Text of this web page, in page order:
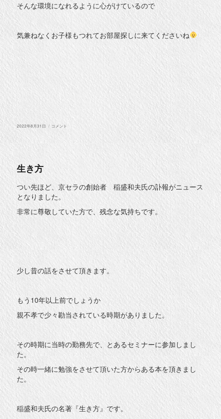
そんな環境になれるように心がけているので
気兼ねなくお子様もつれてお部屋探しに来てくださいね
投
稿
2022年8月31日
8コメント
生き方
つい先ほど、京セラの創始者 稲盛和夫氏の訃報がニュース
となりました。
非常に尊敬していた方で、残念な気持ちです。
少し昔の話をさせて頂きます。
もう10年以上前でしょうか
親不孝で少々勘当されている時期がありました。
その時期に当時の勤務先で、とあるセミナーに参加しまし
た。
その時一緒に勉強をさせて頂いた方からある本を頂きまし
た。
稲盛和夫氏の名著『生き方』です。